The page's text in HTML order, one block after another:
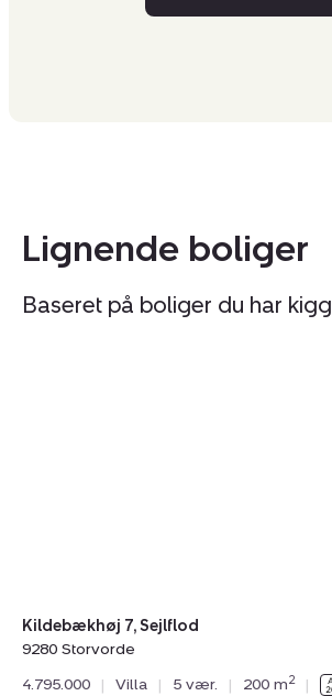
Lignende boliger
Baseret på boliger du har
Kildebækhøj 7, Sejlflod
9280 Storvorde
4.795.000
| Villa | 5 vær. | 200 m2 |